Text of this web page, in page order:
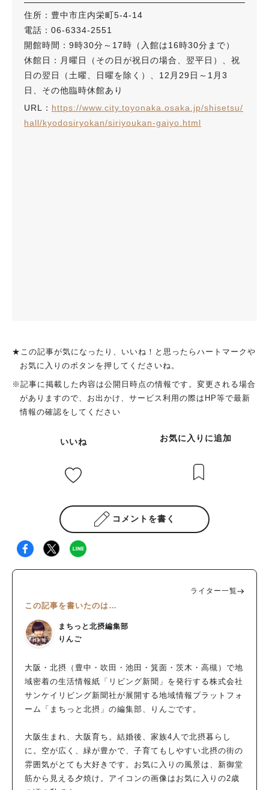
住所：豊中市庄内栄町5-4-14
電話：06-6334-2551
開館時間：9時30分～17時（入館は16時30分まで）
休館日：月曜日（その日が祝日の場合、翌平日）、祝
日の翌日（土曜、日曜を除く）、12月29日～1月3
日、その他臨時休館あり
URL： https://www.city.toyonaka.osaka.jp/shisetsu/
hall/kyodosiryokan/siriyoukan-gaiyo.html
★この記事が気になったり、いいね！と思ったらハートマークや
お気に入りのボタンを押してくださいね。
※記事に掲載した内容は公開日時点の情報です。変更される場合
がありますので、お出かけ、サービス利用の際はHP等で最新
情報の確認をしてください
いいね お気に入りに追加
コメントを書く
ライター一覧
この記事を書いたのは…
まちっと北摂編集部
りんご
大阪・北摂（豊中・吹田・池田・箕面・茨木・高槻）で地
域密着の生活情報紙「リビング新聞」を発行する株式会社
サンケイリビング新聞社が展開する地域情報プラットフォ
ーム「まちっと北摂」の編集部、りんごです。
大阪生まれ、大阪育ち。結婚後、家族4人で北摂暮らし
に。空が広く、緑が豊かで、子育てもしやすい北摂の街の
雰囲気がとても大好きです。お気に入りの風景は、新御堂
筋から見える夕焼け。アイコンの画像はお気に入りの2歳